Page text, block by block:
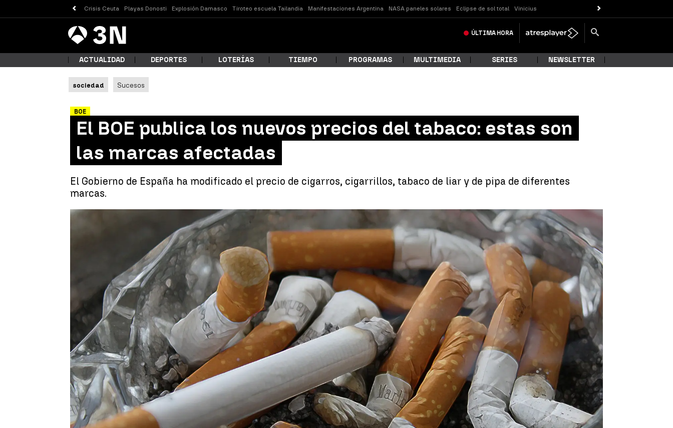
Crisis Ceuta Playas Donosti Explosión Damasco Tiroteo escuela Tailandia Manifestaciones Argentina NASA paneles solares Eclipse de sol total Vinicius
Antena
3 Noticias ÚLTIMA HORA
¿Qué estás buscando?
Buscar
ACTUALIDAD DEPORTES LOTERÍAS TIEMPO PROGRAMAS MULTIMEDIA SERIES NEWSLETTER
sociedad Sucesos
BOE
El BOE publica los nuevos precios del tabaco: estas son
las marcas afectadas
El Gobierno de España ha modificado el precio de cigarros, cigarrillos, tabaco de liar y de pipa de diferentes
marcas.